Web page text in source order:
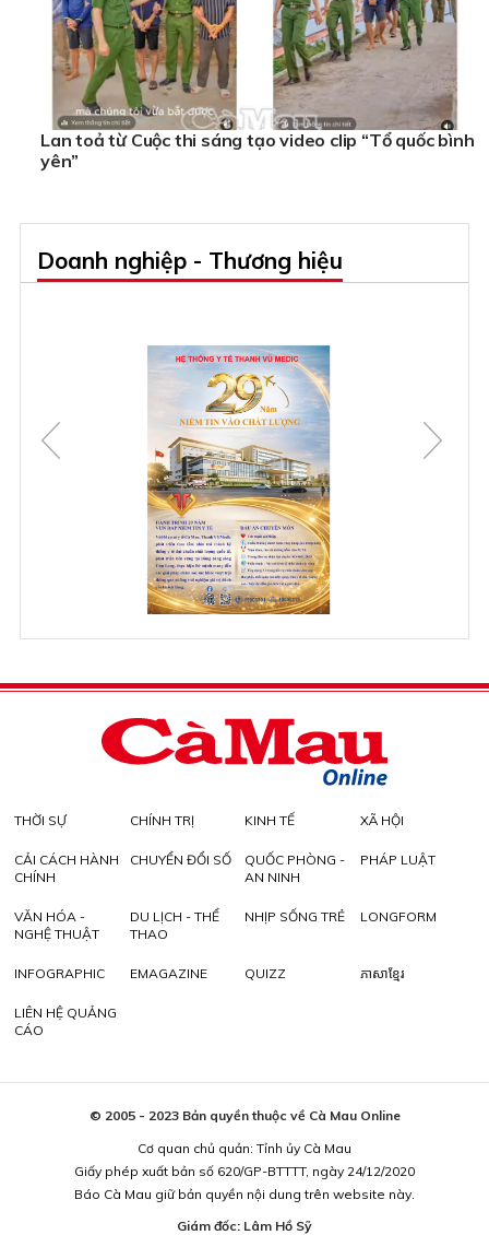
Lan toả từ Cuộc thi sáng tạo video clip “Tổ quốc bình
yên”
Doanh nghiệp - Thương hiệu
THỜI SỰ CHÍNH TRỊ KINH TẾ XÃ HỘI
CẢI CÁCH HÀNH
CHÍNH
CHUYỂN ĐỔI SỐ
QUỐC PHÒNG -
AN NINH
PHÁP LUẬT
VĂN HÓA -
NGHỆ THUẬT
DU LỊCH - THỂ
THAO
NHỊP SỐNG TRẺ LONGFORM
INFOGRAPHIC EMAGAZINE QUIZZ ភាសាខ្មែរ
LIÊN HỆ QUẢNG
CÁO
© 2005 - 2023 Bản quyền thuộc về Cà Mau Online
Cơ quan chủ quản: Tỉnh ủy Cà Mau
Giấy phép xuất bản số 620/GP-BTTTT, ngày 24/12/2020
Báo Cà Mau giữ bản quyền nội dung trên website này.
Giám đốc: Lâm Hồ Sỹ